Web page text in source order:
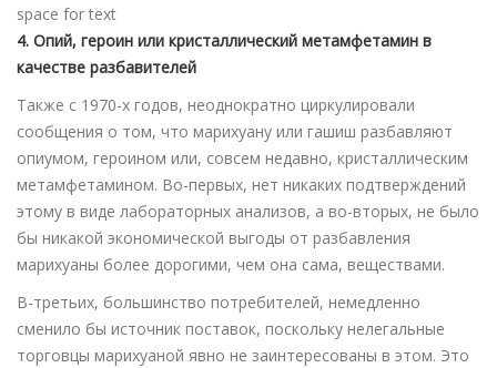
space for text
4. Опий, героин или кристаллический метамфетамин в
качестве разбавителей
Также с 1970-х годов, неоднократно циркулировали
сообщения о том, что марихуану или гашиш разбавляют
опиумом, героином или, совсем недавно, кристаллическим
метамфетамином. Во-первых, нет никаких подтверждений
этому в виде лабораторных анализов, а во-вторых, не было
бы никакой экономической выгоды от разбавления
марихуаны более дорогими, чем она сама, веществами.
В-третьих, большинство потребителей, немедленно
сменило бы источник поставок, поскольку нелегальные
торговцы марихуаной явно не заинтересованы в этом. Это